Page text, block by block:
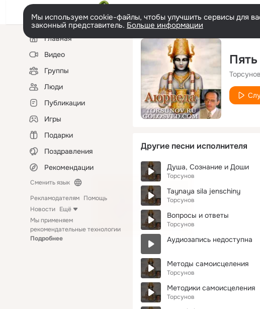
Мы используем cookie-файлы, чтобы улучшить сервисы для
законный представитель. Больше информации
Левая
колонкаГлавная
Видео
Группы
Люди
Публикации
Игры
Подарки
Поздравления
Рекомендации
Сменить язык
Рекламодателям Помощь
Новости Ещё
Мы применяем
рекомендательные технологии
Подробнее
Торсунов
Другие песни исполнителя
Душа, Сознание и Доши
Торсунов
Taynaya sila jenschiny
Торсунов
Вопросы и ответы
Торсунов
Аудиозапись недоступна
Методы самоисцеления
Торсунов
Методики самоисцеления
Торсунов